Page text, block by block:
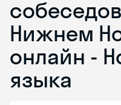
Нижнем
онлайн -
языка
Skyeng Chat